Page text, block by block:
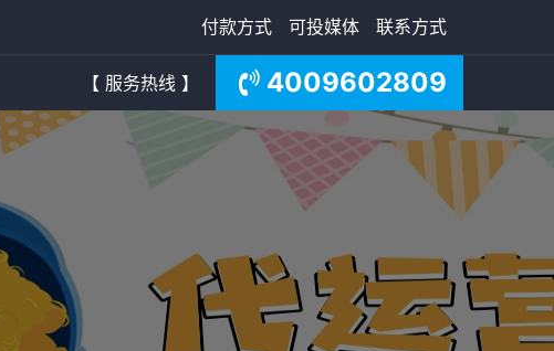
付款方式 可投媒体 联系方式
【 服务热线 】 4009602809